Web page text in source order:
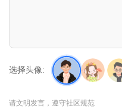
选择头像:
请文明发言，遵守社区规范